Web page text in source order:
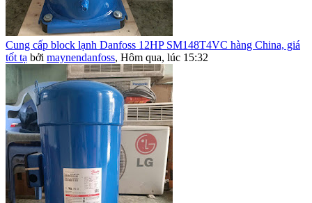
Cung cấp block lạnh Danfoss 12HP SM148T4VC hàng China, giá
tốt tạ bởi maynendanfoss, Hôm qua, lúc 15:32